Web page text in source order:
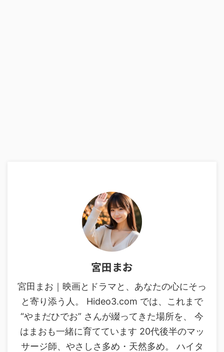
宮田まお
宮田まお｜映画とドラマと、あなたの心にそっ
と寄り添う人。 Hideo3.com では、これまで
“やまだひでお” さんが綴ってきた場所を、 今
はまおも一緒に育てています 20代後半のマッ
サージ師、やさしさ多め・天然多め。 ハイタ